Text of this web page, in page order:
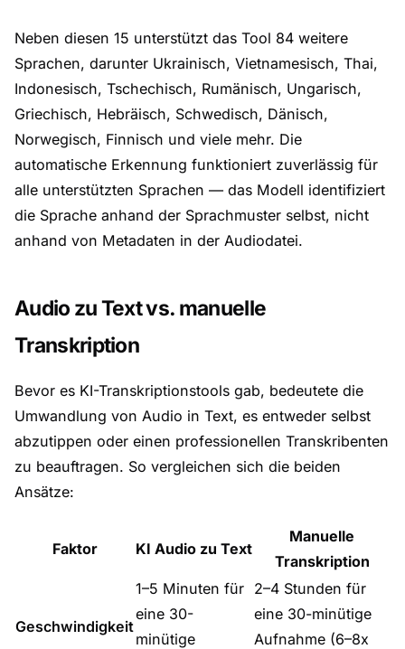
Neben diesen 15 unterstützt das Tool 84 weitere
Sprachen, darunter Ukrainisch, Vietnamesisch, Thai,
Indonesisch, Tschechisch, Rumänisch, Ungarisch,
Griechisch, Hebräisch, Schwedisch, Dänisch,
Norwegisch, Finnisch und viele mehr. Die
automatische Erkennung funktioniert zuverlässig für
alle unterstützten Sprachen — das Modell identifiziert
die Sprache anhand der Sprachmuster selbst, nicht
anhand von Metadaten in der Audiodatei.
Audio zu Text vs. manuelle
Transkription
Bevor es KI-Transkriptionstools gab, bedeutete die
Umwandlung von Audio in Text, es entweder selbst
abzutippen oder einen professionellen Transkribenten
zu beauftragen. So vergleichen sich die beiden
Ansätze:
Faktor KI Audio zu Text
Manuelle
Transkription
Geschwindigkeit
1–5 Minuten für
eine 30-
minütige
2–4 Stunden für
eine 30-minütige
Aufnahme (6–8x